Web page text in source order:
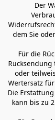
Der
dem Sie
Für die
oder
Wertersatz
Die
kann bis zu